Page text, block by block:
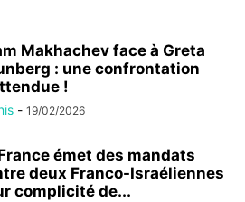
Makhachev face à Greta
: une confrontation
!
- 19/02/2026
émet des mandats
deux Franco-Israéliennes
complicité de...